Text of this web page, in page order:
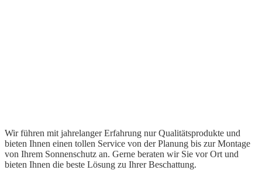
Wir führen mit jahrelanger Erfahrung nur Qualitätsprodukte und
bieten Ihnen einen tollen Service von der Planung bis zur Montage
von Ihrem Sonnenschutz an. Gerne beraten wir Sie vor Ort und
bieten Ihnen die beste Lösung zu Ihrer Beschattung.